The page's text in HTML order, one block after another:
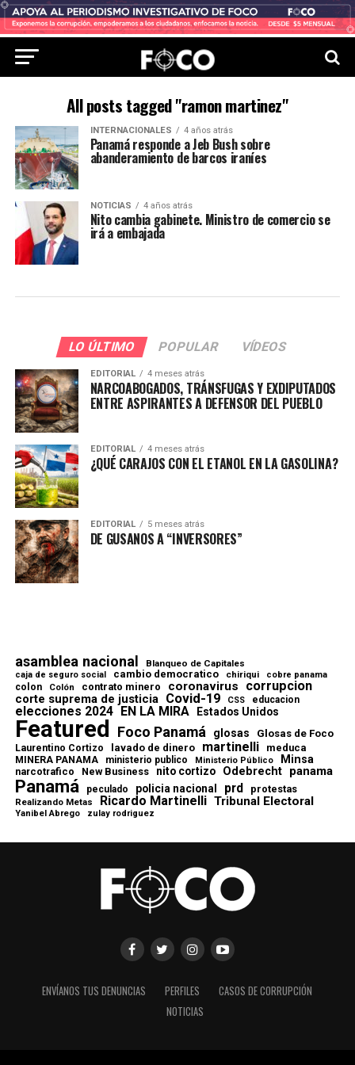
All posts tagged "ramon martinez"
INTERNACIONALES 4 años atrás
Panamá responde a Jeb Bush sobre
abanderamiento de barcos iraníes
NOTICIAS 4 años atrás
Nito cambia gabinete. Ministro de comercio se
irá a embajada
LO ÚLTIMO POPULAR VÍDEOS
EDITORIAL 4 meses atrás
NARCOABOGADOS, TRÁNSFUGAS Y EXDIPUTADOS
ENTRE ASPIRANTES A DEFENSOR DEL PUEBLO
EDITORIAL 4 meses atrás
¿QUÉ CARAJOS CON EL ETANOL EN LA GASOLINA?
EDITORIAL 5 meses atrás
DE GUSANOS A “INVERSORES”
asamblea nacional Blanqueo de Capitales
caja de seguro social cambio democratico chiriqui cobre panama
colon Colón contrato minero coronavirus corrupcion
corte suprema de justicia Covid-19 CSS educacion
elecciones 2024 EN LA MIRA Estados Unidos
Featured Foco Panamá glosas Glosas de Foco
Laurentino Cortizo lavado de dinero martinelli meduca
MINERA PANAMA ministerio publico Ministerio Público Minsa
narcotrafico New Business nito cortizo Odebrecht panama
Panamá peculado policia nacional prd protestas
Realizando Metas Ricardo Martinelli Tribunal Electoral
Yanibel Abrego zulay rodriguez
ENVÍANOS TUS DENUNCIAS PERFILES
CASOS DE CORRUPCIÓN
NOTICIAS